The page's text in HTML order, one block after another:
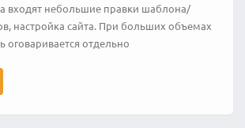
входят небольшие правки шаблона/
настройка сайта. При больших объемах
оговаривается отдельно